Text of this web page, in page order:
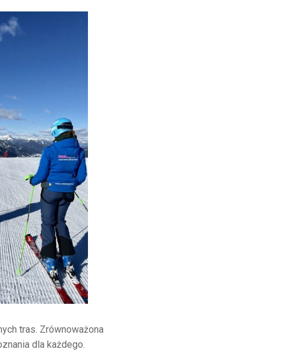
tras. Zrównoważona
dla każdego.